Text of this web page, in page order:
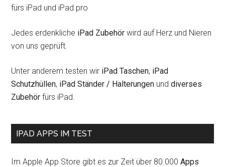
fürs iPad und iPad pro
Jedes erdenkliche iPad Zubehör wird auf Herz und Nieren
von uns geprüft.
Unter anderem testen wir iPad Taschen, iPad
Schutzhüllen, iPad Ständer / Halterungen unddiverses
Zubehör fürs iPad.
IPAD APPS IM TEST
Im Apple App Store gibt es zur Zeit über 80.000Apps